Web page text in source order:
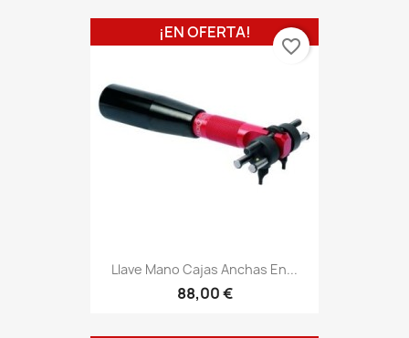
Llave Mano Cajas Anchas En...
88,00 €
¡EN OFERTA!
favorite_border